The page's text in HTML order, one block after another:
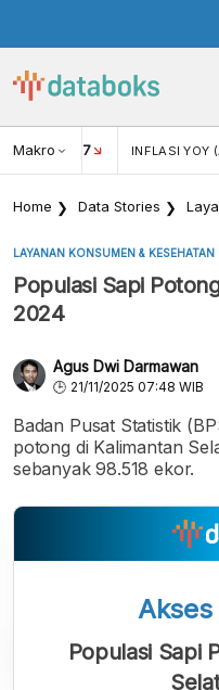
Makro
USD/IDR 17 INFLASI YOY
Home Data Stories
LAYANAN KONSUMEN & KESEHATAN
Populasi Sapi
2024
Agus Dwi Darmawan
21/11/2025 07:48 WIB
Badan Pusat Statistik
potong di Kalimantan
sebanyak 98.518 ekor.
Akses
Populasi Sapi